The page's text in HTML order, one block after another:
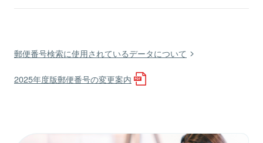
郵便番号検索に使用されているデータについて
2025年度版郵便番号の変更案内